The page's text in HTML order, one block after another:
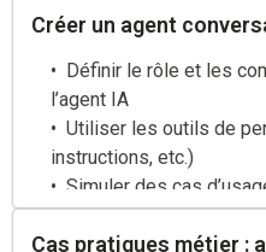
maintenance dans
Créer un agent
Définir le rôle et les
l’agent IA
Utiliser les outils de
instructions, etc.)
Simuler des cas
personnalisées
Cas pratiques métier :